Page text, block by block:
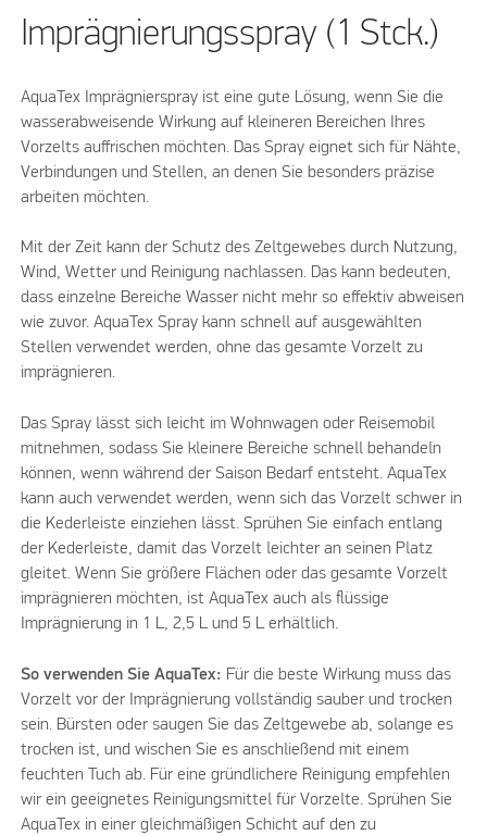
Imprägnierungsspray (1 Stck.)
AquaTex Imprägnierspray ist eine gute Lösung, wenn Sie die
wasserabweisende Wirkung auf kleineren Bereichen Ihres
Vorzelts auffrischen möchten. Das Spray eignet sich für Nähte,
Verbindungen und Stellen, an denen Sie besonders präzise
arbeiten möchten.
Mit der Zeit kann der Schutz des Zeltgewebes durch Nutzung,
Wind, Wetter und Reinigung nachlassen. Das kann bedeuten,
dass einzelne Bereiche Wasser nicht mehr so effektiv abweisen
wie zuvor. AquaTex Spray kann schnell auf ausgewählten
Stellen verwendet werden, ohne das gesamte Vorzelt zu
imprägnieren.
Das Spray lässt sich leicht im Wohnwagen oder Reisemobil
mitnehmen, sodass Sie kleinere Bereiche schnell behandeln
können, wenn während der Saison Bedarf entsteht. AquaTex
kann auch verwendet werden, wenn sich das Vorzelt schwer in
die Kederleiste einziehen lässt. Sprühen Sie einfach entlang
der Kederleiste, damit das Vorzelt leichter an seinen Platz
gleitet. Wenn Sie größere Flächen oder das gesamte Vorzelt
imprägnieren möchten, ist AquaTex auch als flüssige
Imprägnierung in 1 L, 2,5 L und 5 L erhältlich.
So verwenden Sie AquaTex: Für die beste Wirkung muss das
Vorzelt vor der Imprägnierung vollständig sauber und trocken
sein. Bürsten oder saugen Sie das Zeltgewebe ab, solange es
trocken ist, und wischen Sie es anschließend mit einem
feuchten Tuch ab. Für eine gründlichere Reinigung empfehlen
wir ein geeignetes Reinigungsmittel für Vorzelte. Sprühen Sie
AquaTex in einer gleichmäßigen Schicht auf den zu